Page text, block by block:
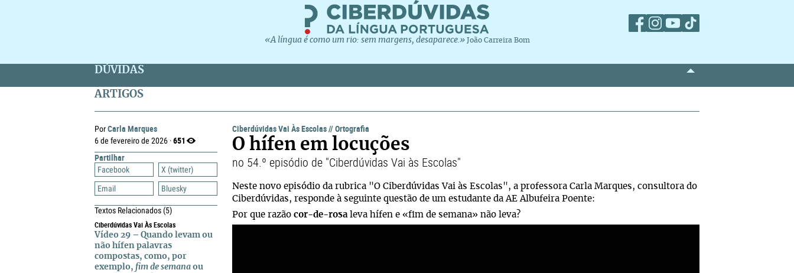
«A língua é como um rio: sem margens, desaparece.» João Carreira Bom
DÚVIDAS
ARTIGOS
PorCarla Marques
6 de fevereiro de 2026 ·651
Partilhar
Facebook
X (twitter)
Email
Bluesky
Textos Relacionados(5)
Ciberdúvidas Vai Às Escolas
Vídeo 29 – Quando levam ou
não hífen palavras
compostas, como, por
exemplo, fim de semana ou
Ciberdúvidas Vai Às Escolas//Ortografia
O hífen em locuções
no 54.º episódio de "Ciberdúvidas Vai às Escolas"
Neste novo episódio da rubrica "O Ciberdúvidas Vai às Escolas", a professora Carla Marques, consultora do
Ciberdúvidas, responde à seguinte questão de um estudante da AE Albufeira Poente:
Por que razão cor-de-rosaleva hífen e «fim de semana» não leva?